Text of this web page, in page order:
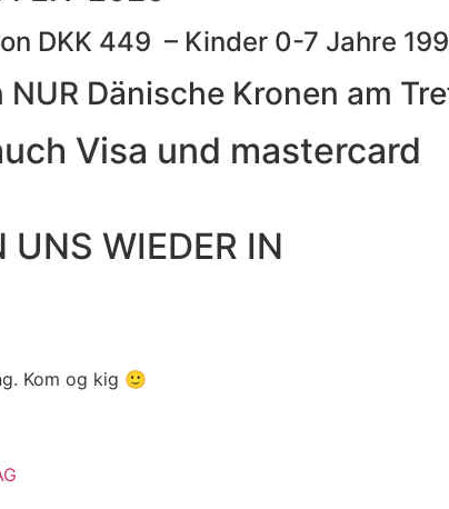
DKK 449 – Kinder 0-7 Jahre
Dänische Kronen am
Visa und mastercard
UNS WIEDER IN
Kom og kig 🙂